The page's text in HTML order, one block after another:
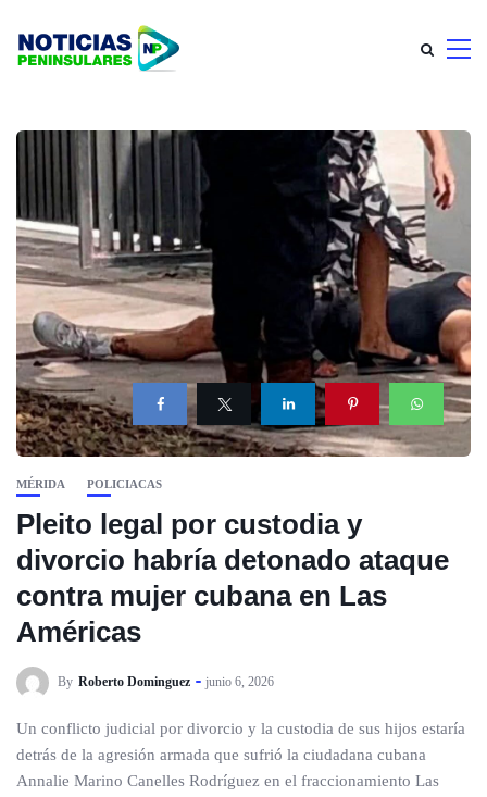
MÉRIDA POLICIACAS
Pleito legal por custodia y
divorcio habría detonado ataque
contra mujer cubana en Las
Américas
By Roberto Dominguez junio 6, 2026
Un conflicto judicial por divorcio y la custodia de sus hijos estaría
detrás de la agresión armada que sufrió la ciudadana cubana
Annalie Marino Canelles Rodríguez en el fraccionamiento Las